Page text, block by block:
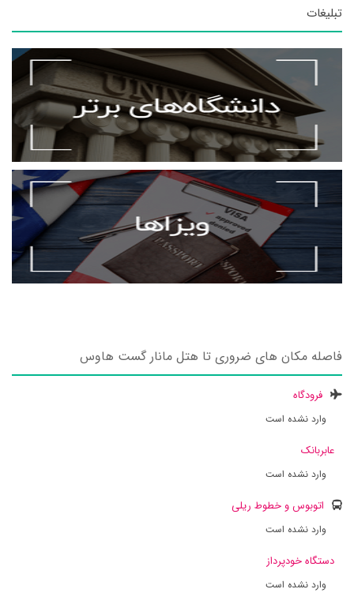
تبلیغات
فاصله مکان های ضروری تا هتل مانار گست هاوس
فرودگاه
وارد نشده است
عابربانک
وارد نشده است
اتوبوس و خطوط ریلی
وارد نشده است
دستگاه خودپرداز
وارد نشده است